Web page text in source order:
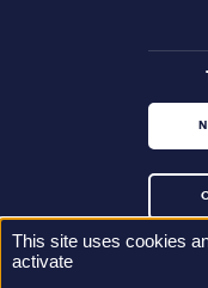
This site uses cookies
activate